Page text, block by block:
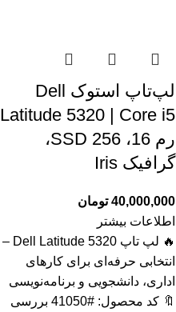
لپ‌تاپ استوک Dell
Latitude 5320 | Core i5
رم 16، SSD 256،
گرافیک Iris
40,000,000 تومان
اطلاعات بیشتر
🔥 لپ تاپ Dell Latitude 5320 –
انتخابی حرفه‌ای برای کارهای
اداری، دانشجویی و برنامه‌نویسی
🔖 کد محصول: #41050 بررسی